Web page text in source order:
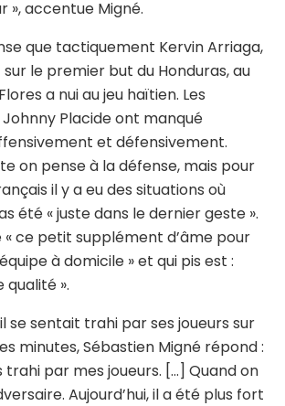
», accentue Migné.
que tactiquement Kervin Arriaga,
le premier but du Honduras, au
a nui au jeu haïtien. Les
Placide ont manqué
et défensivement.
on pense à la défense, mais pour
il y a eu des situations où
été « juste dans le dernier geste ».
« ce petit supplément d’âme pour
à domicile » et qui pis est :
qualité ».
se sentait trahi par ses joueurs sur
minutes, Sébastien Migné répond :
trahi par mes joueurs. […] Quand on
Aujourd’hui, il a été plus fort